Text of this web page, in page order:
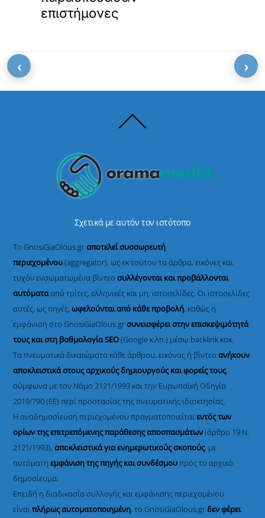
επιστήμονες
To
Σχετικά με αυτόν τον ιστότοπο
Το GnosiGiaOlous.grαποτελεί συσσωρευτή
περιεχομένου(aggregator), ως εκ τούτου τα άρθρα, εικόνες και
τυχόν ενσωματωμένα βίντεοσυλλέγονται και προβάλλονται
αυτόματααπό τρίτες, ελληνικές και μη, ιστοσελίδες. Οι ιστοσελίδες
αυτές, ως πηγές,ωφελούνται από κάθε προβολή, καθώς η
εμφάνιση στο GnosiGiaOlous.grσυνεισφέρει στην επισκεψιμότητά
τους και στη βαθμολογία SEO(Google κ.λπ.) μέσω backlink κοκ.
Τα πνευματικά δικαιώματα κάθε άρθρου, εικόνας ή βίντεοανήκουν
αποκλειστικά στους αρχικούς δημιουργούς και φορείς τους,
σύμφωνα με τον Νόμο 2121/1993 και την Ευρωπαϊκή Οδηγία
2019/790 (ΕΕ) περί προστασίας της πνευματικής ιδιοκτησίας.
Η αναδημοσίευση περιεχομένου πραγματοποιείταιεντός των
ορίων της επιτρεπόμενης παράθεσης αποσπασμάτων(άρθρο 19 Ν.
2121/1993), αποκλειστικά για ενημερωτικούς σκοπούς, με
αυτόματηεμφάνιση της πηγής και συνδέσμουπρος το αρχικό
δημοσίευμα.
Επειδή η διαδικασία συλλογής και εμφάνισης περιεχομένου
είναιπλήρως αυτοματοποιημένη, το GnosiGiaOlous.grδεν φέρει
‹ ›